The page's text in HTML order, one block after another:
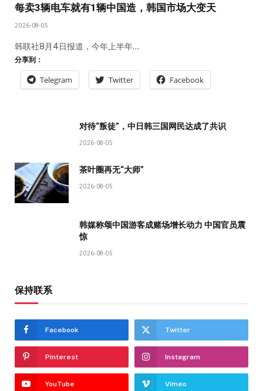
每卖3辆电车就有1辆中国造，韩国市场大变天
2026-08-05
韩联社8月4日报道，今年上半年…
分享到：
Telegram Twitter Facebook
对待“叛徒”，中日韩三国网民达成了共识
2026-08-05
茶叶圈再无“大师”
2026-08-05
韩媒称颂中国游客成赌场增长动力 中国官员震
惊
2026-08-05
保持联系
Facebook Twitter
Pinterest Instagram
YouTube Vimeo